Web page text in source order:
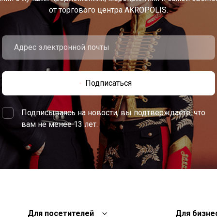
от торгового центра AKROPOLIS.
Подписаться
Подписываясь на новости, вы подтверждаете, что
вам не менее 13 лет.
Для посетителей Для